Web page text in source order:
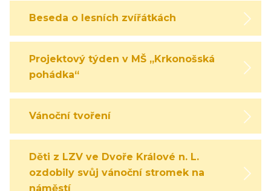
Beseda o lesních zvířátkách
Projektový týden v MŠ „Krkonošská
pohádka“
Vánoční tvoření
Děti z LZV ve Dvoře Králové n. L.
ozdobily svůj vánoční stromek na
náměstí